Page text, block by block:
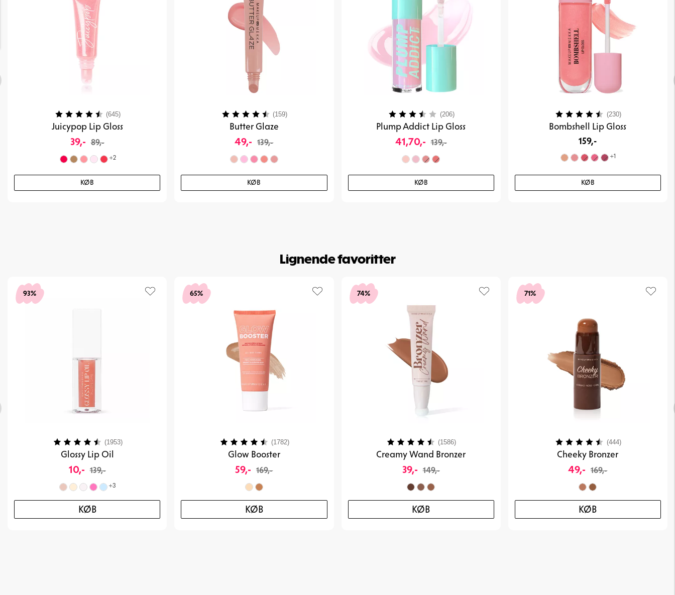
Juicypop Lip Gloss
39,- 89,-
+2
KØB
Vurdering: (645)
Butter Glaze
49,- 139,-
KØB
Vurdering: (159)
Plump Addict Lip Gloss
41,70,- 139,-
KØB
Vurdering: (206)3.9 ud af 5 stjerner
Bombshell Lip Gloss
159,-
+1
KØB
Vurdering: (230)4.2 ud af 5
Lignende favoritter
93%
Glossy Lip Oil
10,- 139,-
+3
KØB
Vurdering: (1953)4.2 ud af 5 stjerner
65%
Glow Booster
59,- 169,-
KØB
Vurdering: (1782)4.2 ud af 5 stjerner
74%
Creamy Wand Bronzer
39,- 149,-
KØB
Vurdering: (1586)
71%
Cheeky Bronzer
49,- 169,-
KØB
Vurdering: (444)4.3 ud af 5